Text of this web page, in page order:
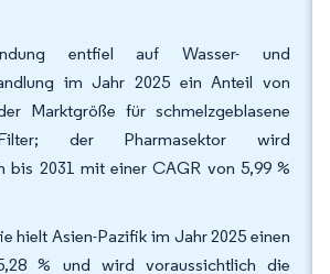
entfiel auf Wasser- und
im Jahr 2025 ein Anteil von
Marktgröße für schmelzgeblasene
Filter; der Pharmasektor wird
bis 2031 mit einer CAGR von 5,99 %
hielt Asien-Pazifik im Jahr 2025 einen
% und wird voraussichtlich die